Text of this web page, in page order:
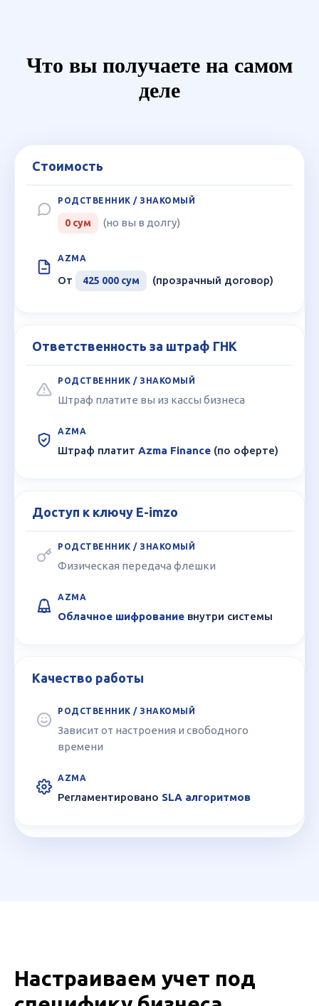
Что вы получаете на самом
деле
Критерий
Родственник
Платформа
Стоимость
0 сум (но вы в долгу)
От 425 000 сум (прозрачный договор)
Ответственность за штраф ГНК
Штраф платите вы из кассы бизнеса
Штраф платит Azma Finance (по оферте)
Доступ к ключу E-imzo
Физическая передача флешки
Облачное шифрование внутри системы
Качество работы
Зависит от настроения и свободного
времени
Регламентировано SLA алгоритмов
Настраиваем учет под